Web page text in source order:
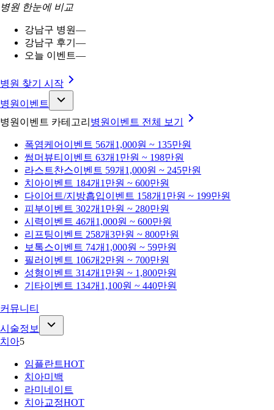
병원 한눈에 비교
강남구 병원—
강남구 후기 —
오늘 이벤트—
병원 찾기 시작
병원이벤트
병원이벤트 카테고리 병원이벤트 전체 보기
폭염케어 이벤트 56개 1,000원 ~ 135만원
썸머뷰티 이벤트 63개 1만원 ~ 198만원
라스트찬스이벤트 59개 1,000원 ~ 245만원
치아이벤트 184개 1만원 ~ 600만원
다이어트/지방흡입이벤트 158개 1만원 ~ 199만원
피부이벤트 302개 1만원 ~ 280만원
시력이벤트 46개 1,000원 ~ 600만원
리프팅이벤트 258개3만원 ~ 800만원
보톡스이벤트 74개 1,000원 ~ 59만원
필러 이벤트 106개 2만원 ~ 700만원
성형이벤트 314개 1만원 ~ 1,800만원
기타이벤트 134개 1,100원 ~ 440만원
커뮤니티
시술정보
치아5
임플란트HOT
치아미백
라미네이트
치아교정HOT